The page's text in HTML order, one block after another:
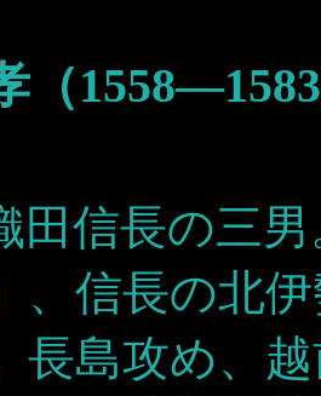
（
田信長の三
、信長の北
長島攻め、